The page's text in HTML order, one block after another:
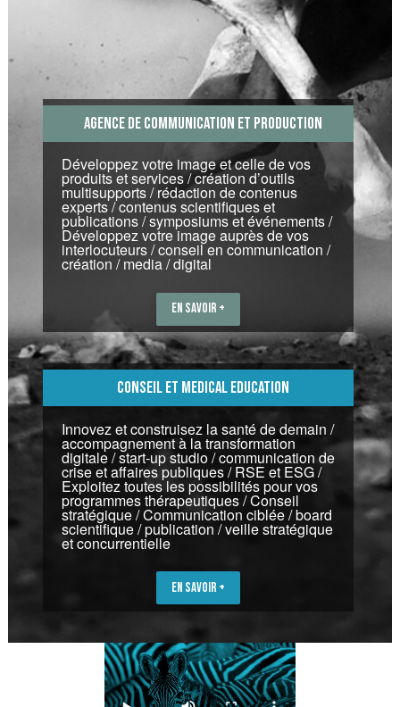
Agence de communication et production
Développez votre image et celle de vos
produits et services / création d’outils
multisupports / rédaction de contenus
experts / contenus scientifiques et
publications / symposiums et événements /
Développez votre image auprès de vos
interlocuteurs / conseil en communication /
création / media / digital
EN SAVOIR +
conseil et medical education
Innovez et construisez la santé de demain /
accompagnement à la transformation
digitale / start-up studio / communication de
crise et affaires publiques / RSE et ESG /
Exploitez toutes les possibilités pour vos
programmes thérapeutiques / Conseil
stratégique / Communication ciblée / board
scientifique / publication / veille stratégique
et concurrentielle
EN SAVOIR +